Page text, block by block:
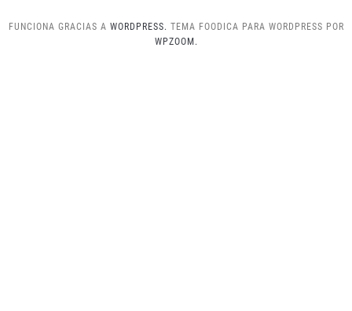
FUNCIONA GRACIAS A WORDPRESS. TEMA FOODICA PARA WORDPRESS POR
WPZOOM.